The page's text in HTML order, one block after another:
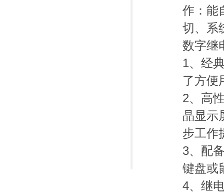
作：能
切、系
数字继
1、经
了方便
2、高
晶显示
步工作
3、配
键盘或
4、继